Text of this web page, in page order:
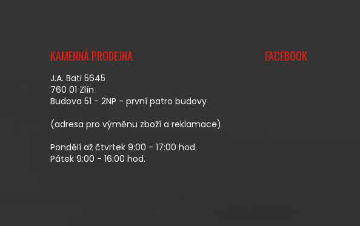
KAMENNÁ PRODEJNA
J.A. Bati 5645
760 01 Zlín
Budova 51 - 2NP - první patro budovy
(adresa pro výměnu zboží a reklamace)
Pondělí až čtvrtek 9:00 - 17:00 hod.
Pátek 9:00 - 16:00 hod.
FACEBOOK